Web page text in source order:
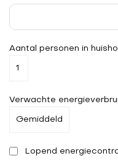
Aantal personen in
Verwachte
Lopend